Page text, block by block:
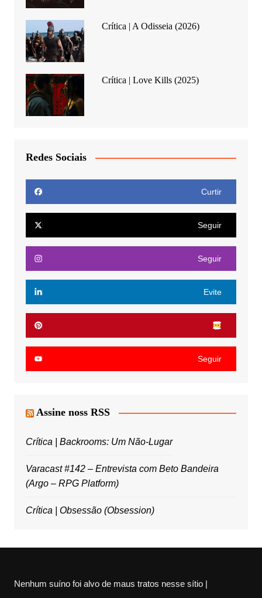
Crítica | A Odisseia (2026)
Crítica | Love Kills (2025)
Redes Sociais
Curtir
Seguir
Seguir
Evite
Seguir
Assine noss RSS
Crítica | Backrooms: Um Não-Lugar
Varacast #142 – Entrevista com Beto Bandeira
(Argo – RPG Platform)
Crítica | Obsessão (Obsession)
Nenhum suíno foi alvo de maus tratos nesse sítio |